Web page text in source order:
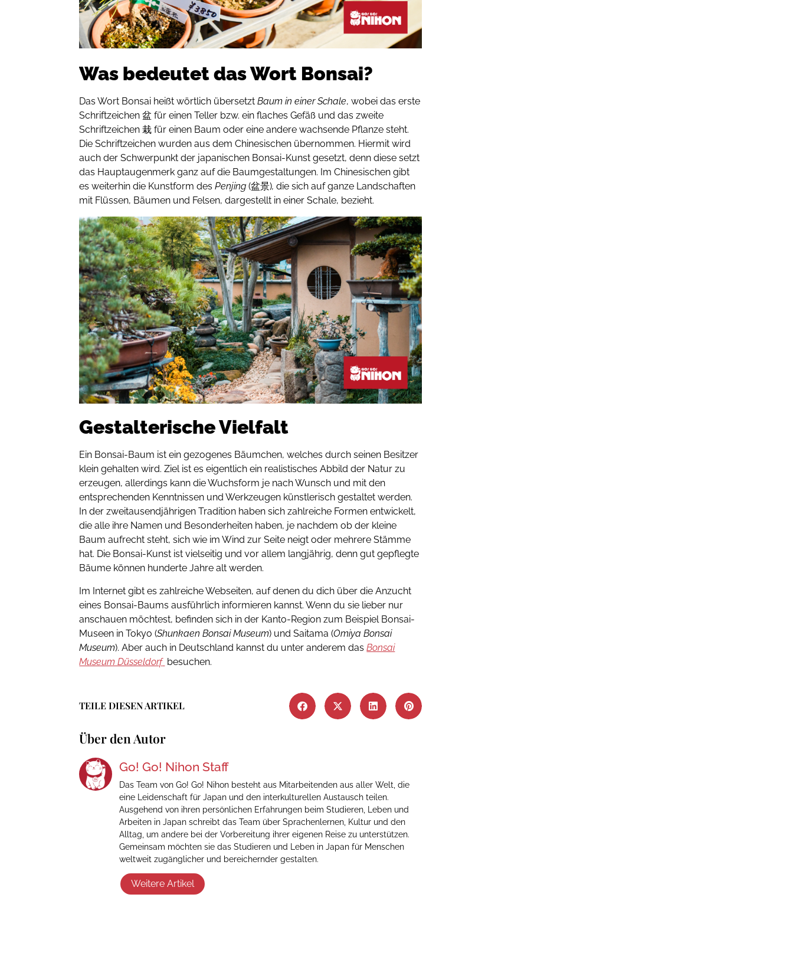
Was bedeutet das Wort Bonsai?
Das Wort Bonsai heißt wörtlich übersetztBaum in einer Schale, wobei das erste
Schriftzeichen 盆 für einen Teller bzw. ein flaches Gefäß und das zweite
Schriftzeichen 栽 für einen Baum oder eine andere wachsende Pflanze steht.
Die Schriftzeichen wurden aus dem Chinesischen übernommen. Hiermit wird
auch der Schwerpunkt der japanischen Bonsai-Kunst gesetzt, denn diese setzt
das Hauptaugenmerk ganz auf die Baumgestaltungen. Im Chinesischen gibt
es weiterhin die Kunstform desPenjing(盆景),die sich auf ganze Landschaften
mit Flüssen, Bäumen und Felsen, dargestellt in einer Schale, bezieht.
Gestalterische Vielfalt
Ein Bonsai-Baum ist ein gezogenes Bäumchen, welches durch seinen Besitzer
klein gehalten wird. Ziel ist es eigentlich ein realistisches Abbild der Natur zu
erzeugen, allerdings kann die Wuchsform je nach Wunsch und mit den
entsprechenden Kenntnissen und Werkzeugen künstlerisch gestaltet werden.
In der zweitausendjährigen Tradition haben sich zahlreiche Formen entwickelt,
die alle ihre Namen und Besonderheiten haben, je nachdem ob der kleine
Baum aufrecht steht, sich wie im Wind zur Seite neigt oder mehrere Stämme
hat. Die Bonsai-Kunst ist vielseitig und vor allem langjährig, denn gut gepflegte
Bäume können hunderte Jahre alt werden.
Im Internet gibt es zahlreiche Webseiten, auf denen du dich über die Anzucht
eines Bonsai-Baums ausführlich informieren kannst. Wenn du sie lieber nur
anschauen möchtest, befinden sich in der Kanto-Region zum Beispiel Bonsai-
Museen in Tokyo (Shunkaen Bonsai Museum) und Saitama (Omiya Bonsai
Museum). Aber auch in Deutschland kannst du unter anderem dasBonsai
Museum Düsseldorf besuchen.
TEILE DIESEN ARTIKEL
Über den Autor
Go! Go! Nihon Staff
Das Team von Go! Go! Nihon besteht aus Mitarbeitenden aus aller Welt, die
eine Leidenschaft für Japan und den interkulturellen Austausch teilen.
Ausgehend von ihren persönlichen Erfahrungen beim Studieren, Leben und
Arbeiten in Japan schreibt das Team über Sprachenlernen, Kultur und den
Alltag, um andere bei der Vorbereitung ihrer eigenen Reise zu unterstützen.
Gemeinsam möchten sie das Studieren und Leben in Japan für Menschen
weltweit zugänglicher und bereichernder gestalten.
Weitere Artikel